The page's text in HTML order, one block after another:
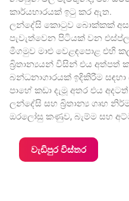
කාර්යභාරයක් ඉටු කර ඇත.
ලන්දේසි කොටුව බොක්කක්
පැවැත්වෙන පිටියක් වන
මීගමුව මාළු වෙළඳපොළ එහි
බ්‍රිතාන්‍යයන් විසින් එය අත්පත්
බන්ධනාගාරයක් ඉදිකිරීම
පාහේ කඩා දැමූ අතර එය
ලන්දේසි සහ බ්‍රිතාන්‍ය ගෘහ
ඔරලෝසු කණුව, බැම්ම සහ
වැඩිපුර විස්තර